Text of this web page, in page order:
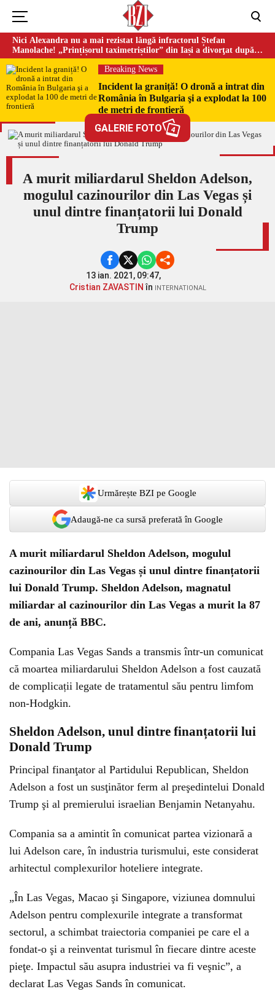
Nici Alexandra nu a mai rezistat lângă infractorul Ștefan
Manolache! „Prințișorul taximetriștilor” din Iași a divorţat după
doi ani de căsnicie
Breaking News
Incident la graniță! O dronă a intrat din
România în Bulgaria şi a explodat la 100
de metri de frontieră
GALERIE FOTO 4
A murit miliardarul Sheldon Adelson,
mogulul cazinourilor din Las Vegas și
unul dintre finanțatorii lui Donald
Trump
13 ian. 2021, 09:47,
Cristian ZAVASTIN în INTERNATIONAL
Urmărește BZI pe Google
Adaugă-ne ca sursă preferată în Google
A murit miliardarul Sheldon Adelson, mogulul
cazinourilor din Las Vegas și unul dintre finanțatorii
lui Donald Trump. Sheldon Adelson, magnatul
miliardar al cazinourilor din Las Vegas a murit la 87
de ani, anunță BBC.
Compania Las Vegas Sands a transmis într-un comunicat
că moartea miliardarului Sheldon Adelson a fost cauzată
de complicații legate de tratamentul său pentru limfom
non-Hodgkin.
Sheldon Adelson, unul dintre finanțatorii lui
Donald Trump
Principal finanţator al Partidului Republican, Sheldon
Adelson a fost un susţinător ferm al preşedintelui Donald
Trump şi al premierului israelian Benjamin Netanyahu.
Compania sa a amintit în comunicat partea vizionară a
lui Adelson care, în industria turismului, este considerat
arhitectul complexurilor hoteliere integrate.
„În Las Vegas, Macao şi Singapore, viziunea domnului
Adelson pentru complexurile integrate a transformat
sectorul, a schimbat traiectoria companiei pe care el a
fondat-o şi a reinventat turismul în fiecare dintre aceste
pieţe. Impactul său asupra industriei va fi veşnic”, a
declarat Las Vegas Sands în comunicat.